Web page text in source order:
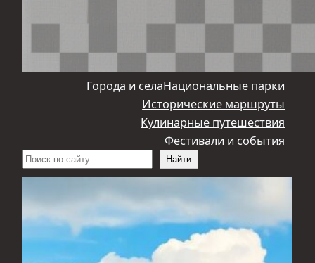
Города и селаНациональные парки
Исторические маршруты
Кулинарные путешествия
Фестивали и события
Поиск
Найти